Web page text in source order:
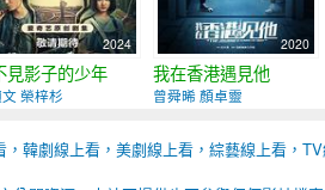
2024
見影子的少年
榮梓杉
2020
我在香港遇見他
曾舜晞 顏卓靈
韓劇線上看，美劇線上看，綜藝線上看，